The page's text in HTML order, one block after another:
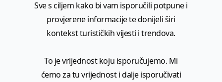
Sve s ciljem kako bi vam isporučili potpune i
provjerene informacije te donijeli širi
kontekst turističkih vijesti i trendova.
To je vrijednost koju isporučujemo. Mi
ćemo za tu vrijednost i dalje isporučivati